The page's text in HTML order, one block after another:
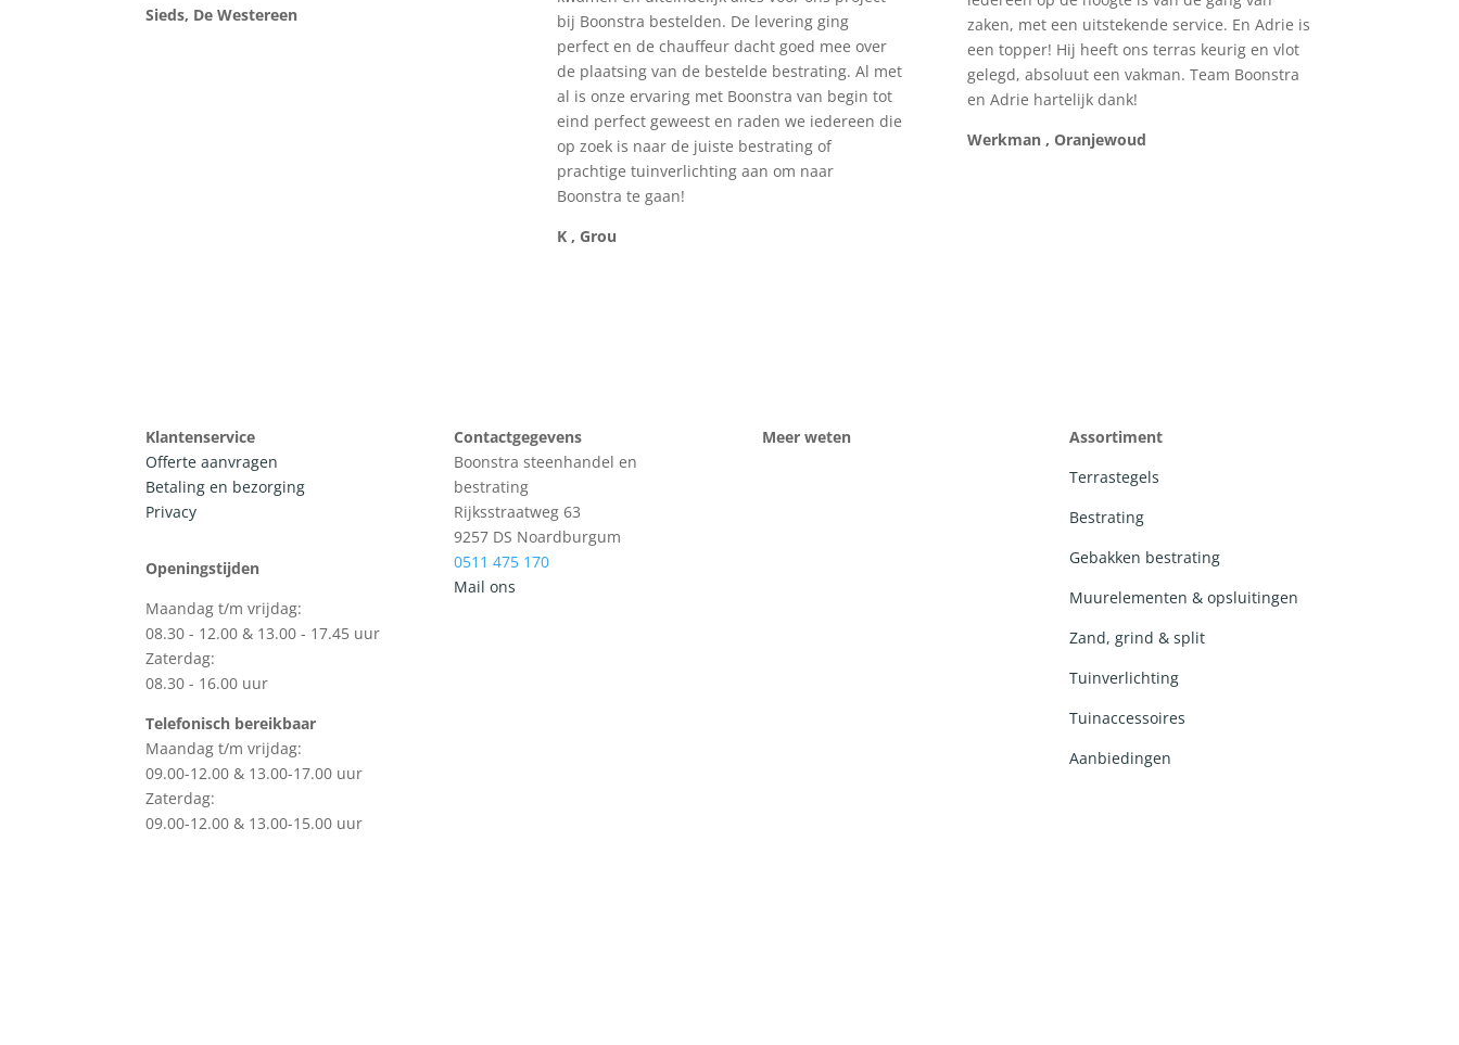
Sieds, De Westereen
bij Boonstra bestelden. De levering ging
perfect en de chauffeur dacht goed mee over
de plaatsing van de bestelde bestrating. Al met
al is onze ervaring met Boonstra van begin tot
eind perfect geweest en raden we iedereen die
op zoek is naar de juiste bestrating of
prachtige tuinverlichting aan om naar
Boonstra te gaan!
K , Grou
zaken, met een uitstekende service. En Adrie is
een topper! Hij heeft ons terras keurig en vlot
gelegd, absoluut een vakman. Team Boonstra
en Adrie hartelijk dank!
Werkman , Oranjewoud
Klantenservice
Offerte aanvragen
Betaling en bezorging
Privacy
Openingstijden
Maandag t/m vrijdag:
08.30 - 12.00 & 13.00 - 17.45 uur
Zaterdag:
08.30 - 16.00 uur
Telefonisch bereikbaar
Maandag t/m vrijdag:
09.00-12.00 & 13.00-17.00 uur
Zaterdag:
09.00-12.00 & 13.00-15.00 uur
Contactgegevens
Boonstra steenhandel en
bestrating
Rijksstraatweg 63
9257 DS Noardburgum
0511 475 170
Mail ons
Meer weten
Assortiment
Terrastegels
Bestrating
Gebakken bestrating
Muurelementen & opsluitingen
Zand, grind & split
Tuinverlichting
Tuinaccessoires
Aanbiedingen